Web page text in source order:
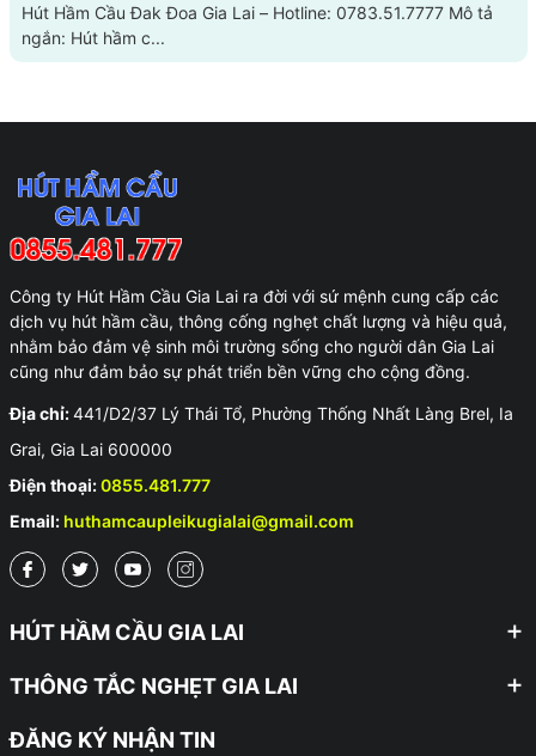
Hút Hầm Cầu Đak Đoa Gia Lai – Hotline: 0783.51.7777 Mô tả
ngắn: Hút hầm c...
Công ty Hút Hầm Cầu Gia Lai ra đời với sứ mệnh cung cấp các
dịch vụ hút hầm cầu, thông cống nghẹt chất lượng và hiệu quả,
nhằm bảo đảm vệ sinh môi trường sống cho người dân Gia Lai
cũng như đảm bảo sự phát triển bền vững cho cộng đồng.
Địa chỉ:441/D2/37 Lý Thái Tổ, Phường Thống Nhất Làng Brel, Ia
Grai, Gia Lai 600000
Điện thoại:0855.481.777
Email: huthamcaupleikugialai@gmail.com
HÚT HẦM CẦU GIA LAI
THÔNG TẮC NGHẸT GIA LAI
ĐĂNG KÝ NHẬN TIN